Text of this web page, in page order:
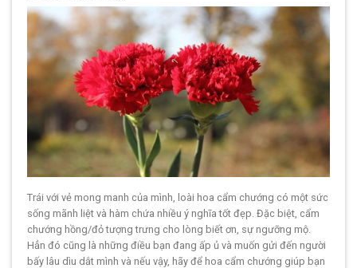
Trái với vẻ mong manh của mình, loài hoa cẩm chướng có một sức
sống mãnh liệt và hàm chứa nhiều ý nghĩa tốt đẹp. Đặc biệt, cẩm
chướng hồng/đỏ tượng trưng cho lòng biết ơn, sự ngưỡng mộ.
Hẳn đó cũng là những điều bạn đang ấp ủ và muốn gửi đến người
bấy lâu dìu dắt mình và nếu vậy, hãy để hoa cẩm chướng giúp bạn